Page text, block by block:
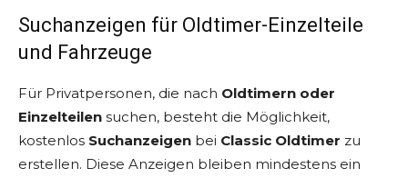
Suchanzeigen für Oldtimer-Einzelteile
und Fahrzeuge
Für Privatpersonen, die nach Oldtimern oder
Einzelteilen suchen, besteht die Möglichkeit,
kostenlos Suchanzeigen bei Classic Oldtimer zu
erstellen. Diese Anzeigen bleiben mindestens ein